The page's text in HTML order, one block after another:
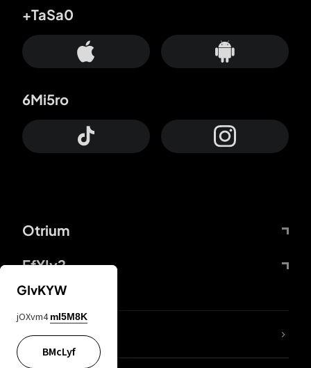
Otrium
FfYIy2
+TaSa0
6Mi5ro
65A04M
GIvKYW
jOXvm4 mI5M8K
BMcLyf